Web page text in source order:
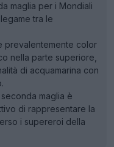
maglia per i Mondiali
tra le
prevalentemente color
nella parte superiore,
di acquamarina con
maglia è
di rappresentare la
i supereroi della